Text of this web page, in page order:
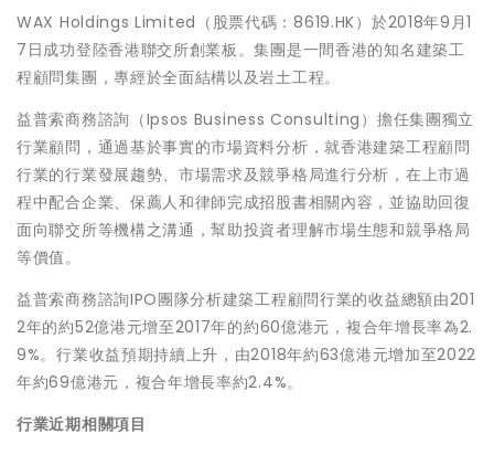
WAX Holdings Limited（股票代碼：8619.HK）於2018年9月1
7日成功登陸香港聯交所創業板。集團是一間香港的知名建築工
程顧問集團，專經於全面結構以及岩土工程。
益普索商務諮詢（Ipsos Business Consulting）擔任集團獨立
行業顧問，通過基於事實的市場資料分析，就香港建築工程顧問
行業的行業發展趨勢、市場需求及競爭格局進行分析，在上市過
程中配合企業、保薦人和律師完成招股書相關內容，並協助回復
面向聯交所等機構之溝通，幫助投資者理解市場生態和競爭格局
等價值。
益普索商務諮詢IPO團隊分析建築工程顧問行業的收益總額由201
2年的約52億港元增至2017年的約60億港元，複合年增長率為2.
9%。行業收益預期持續上升，由2018年約63億港元增加至2022
年約69億港元，複合年增長率約2.4%。
行業近期相關項目